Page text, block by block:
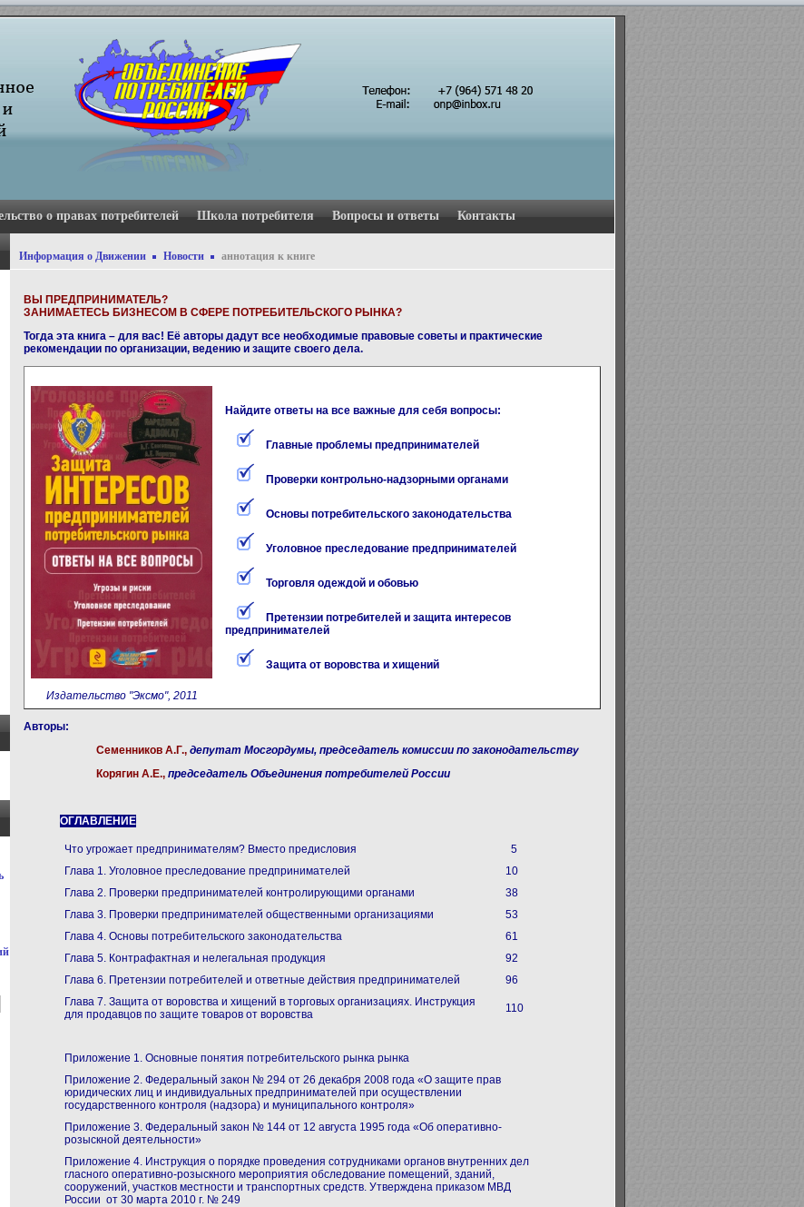
о правах потребителей Школа потребителя Вопросы и ответы Контакты
Информация о Движении Новости аннотация к книге
ВЫ ПРЕДПРИНИМАТЕЛЬ?
ЗАНИМАЕТЕСЬ БИЗНЕСОМ В СФЕРЕ ПОТРЕБИТЕЛЬСКОГО РЫНКА?
Тогда эта книга – для вас! Её авторы дадут все необходимые правовые советы и практические
рекомендации по организации, ведению и защите своего дела.
Издательство "Эксмо", 2011
Найдите ответы на все важные для себя вопросы:
Главные проблемы предпринимателей
Проверки контрольно-надзорными органами
Основы потребительского законодательства
Уголовное преследование предпринимателей
Торговля одеждой и обовью
Претензии потребителей и защита интересов
предпринимателей
Защита от воровства и хищений
Авторы:
Семенников А.Г., депутат Мосгордумы, председатель комиссии по законодательству
Корягин А.Е., председатель Объединения потребителей России
ОГЛАВЛЕНИЕ
Что угрожает предпринимателям? Вместо предисловия
5
Глава 1. Уголовное преследование предпринимателей
10
Глава 2. Проверки предпринимателей контролирующими органами
38
Глава 3. Проверки предпринимателей общественными организациями
53
Глава 4. Основы потребительского законодательства
61
Глава 5. Контрафактная и нелегальная продукция
92
Глава 6. Претензии потребителей и ответные действия предпринимателей
96
Глава 7. Защита от воровства и хищений в торговых организациях. Инструкция
для продавцов по защите товаров от воровства
110
Приложение 1. Основные понятия потребительского рынка рынка
Приложение 2. Федеральный закон № 294 от 26 декабря 2008 года «О защите прав
юридических лиц и индивидуальных предпринимателей при осуществлении
государственного контроля (надзора) и муниципального контроля»
Приложение 3. Федеральный закон № 144 от 12 августа 1995 года «Об оперативно-
розыскной деятельности»
Приложение 4. Инструкция о порядке проведения сотрудниками органов внутренних дел
гласного оперативно-розыскного мероприятия обследование помещений, зданий,
сооружений, участков местности и транспортных средств. Утверждена приказом МВД
России от 30 марта 2010 г. № 249